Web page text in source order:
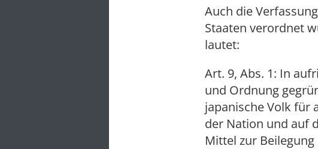
Auch die
Staaten verordnet
lautet:
Art. 9, Abs. 1: In
und Ordnung
japanische Volk für
der Nation und auf
Mittel zur